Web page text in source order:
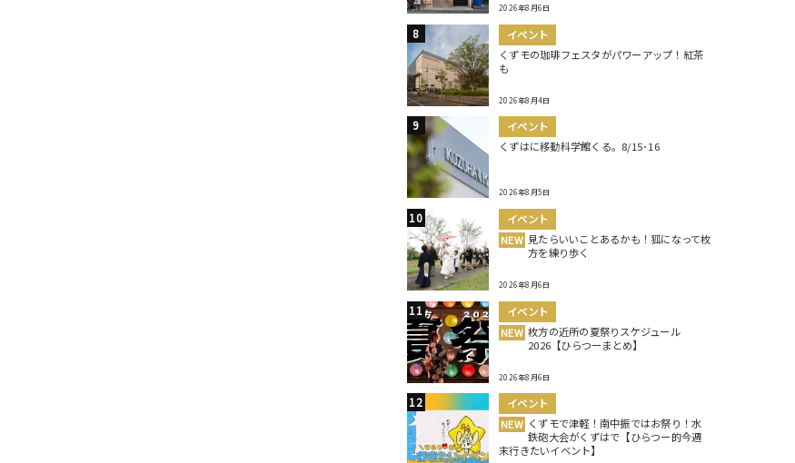
2026年8月6日
イベント
くずモの珈琲フェスタがパワーアップ！紅茶
も
2026年8月4日
イベント
くずはに移動科学館くる。8/15･16
2026年8月5日
イベント
NEW 見たらいいことあるかも！狐になって枚
方を練り歩く
2026年8月6日
イベント
NEW 枚方の近所の夏祭りスケジュール
2026【ひらつーまとめ】
2026年8月6日
イベント
NEW くずモで津軽！南中振ではお祭り！水
鉄砲大会がくずはで【ひらつー的今週
末行きたいイベント】